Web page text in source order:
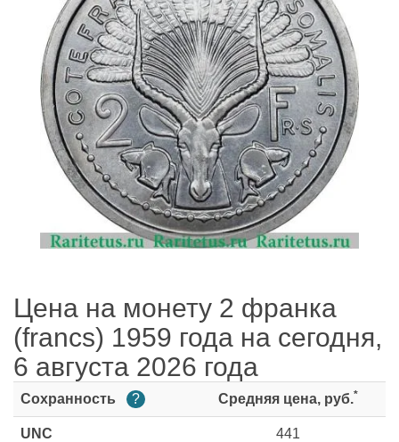
Цена на монету 2 франка
(francs) 1959 года на сегодня,
6 августа 2026 года
Сохранность ? Средняя цена, руб.*
UNC 441